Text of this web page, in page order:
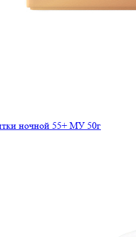
ночной 55+ МУ 50г